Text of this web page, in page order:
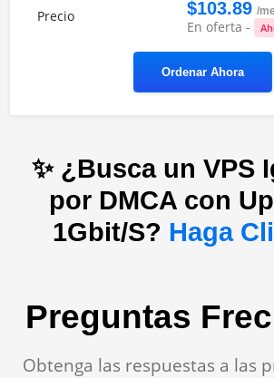
$103.89 /
En oferta -
Ordenar Ahora
✨ ¿Busca un VPS
por DMCA con
1Gbit/S? Haga
Preguntas
Obtenga las respuestas a las